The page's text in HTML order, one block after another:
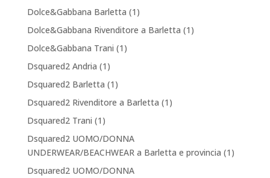
Dolce&Gabbana Barletta (1)
Dolce&Gabbana Rivenditore a Barletta (1)
Dolce&Gabbana Trani (1)
Dsquared2 Andria (1)
Dsquared2 Barletta (1)
Dsquared2 Rivenditore a Barletta (1)
Dsquared2 Trani (1)
Dsquared2 UOMO/DONNA
UNDERWEAR/BEACHWEAR a Barletta e provincia (1)
Dsquared2 UOMO/DONNA